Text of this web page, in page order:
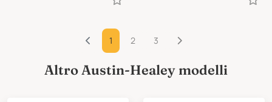
1 2 3
Altro Austin-Healey modelli